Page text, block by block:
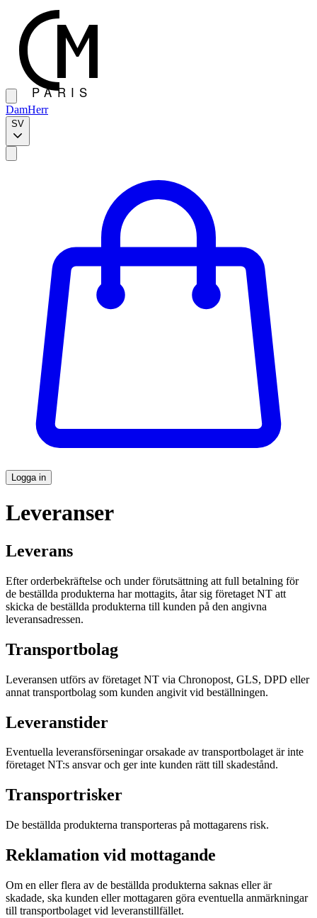
DamHerr
SV
Logga in
Leveranser
Leverans
Efter orderbekräftelse och under förutsättning att full betalning för
de beställda produkterna har mottagits, åtar sig företaget NT att
skicka de beställda produkterna till kunden på den angivna
leveransadressen.
Transportbolag
Leveransen utförs av företaget NT via Chronopost, GLS, DPD eller
annat transportbolag som kunden angivit vid beställningen.
Leveranstider
Eventuella leveransförseningar orsakade av transportbolaget är inte
företaget NT:s ansvar och ger inte kunden rätt till skadestånd.
Transportrisker
De beställda produkterna transporteras på mottagarens risk.
Reklamation vid mottagande
Om en eller flera av de beställda produkterna saknas eller är
skadade, ska kunden eller mottagaren göra eventuella anmärkningar
till transportbolaget vid leveranstillfället.